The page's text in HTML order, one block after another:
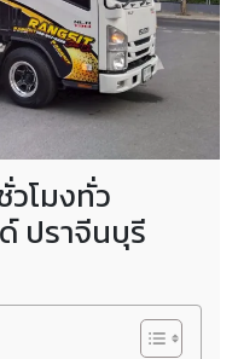
วโมงทั่ว
ปราจีนบุรี